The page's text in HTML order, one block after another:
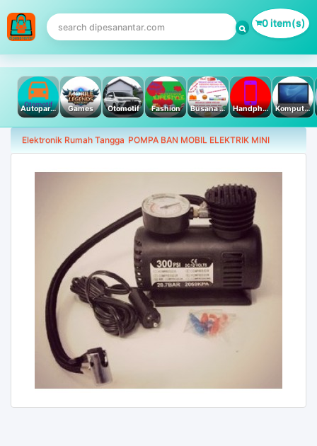
0 item(s)
Autoparts Games Otomotif Fashion Busana Muslim Handphone & Tablet Komputer PC & Laptop
Elektronik Rumah Tangga POMPA BAN MOBIL ELEKTRIK MINI